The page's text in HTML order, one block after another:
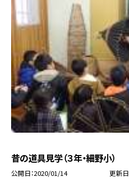
昔の道具見学（３年・細野小）
公開日 2020/01/14 更新日